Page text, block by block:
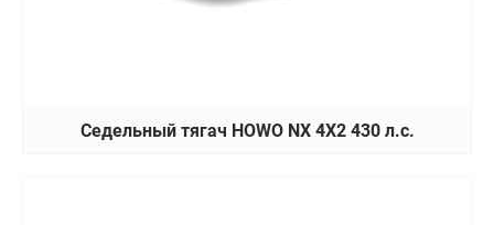
Седельный тягач HOWO NX 4X2 430 л.с.